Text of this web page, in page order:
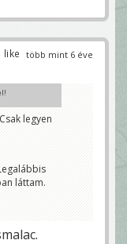
több mint 6 éve
like
😊legyen
láttam.